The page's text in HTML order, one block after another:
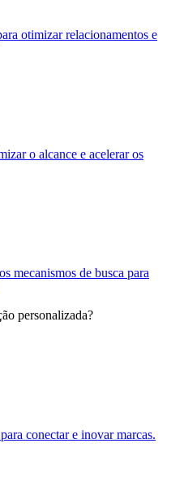
otimizar relacionamentos e
o alcance e acelerar os
mecanismos de busca para
personalizada?
conectar e inovar marcas.